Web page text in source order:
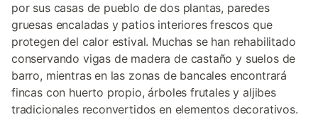
por sus casas de pueblo de dos plantas, paredes
gruesas encaladas y patios interiores frescos que
protegen del calor estival. Muchas se han rehabilitado
conservando vigas de madera de castaño y suelos de
barro, mientras en las zonas de bancales encontrará
fincas con huerto propio, árboles frutales y aljibes
tradicionales reconvertidos en elementos decorativos.